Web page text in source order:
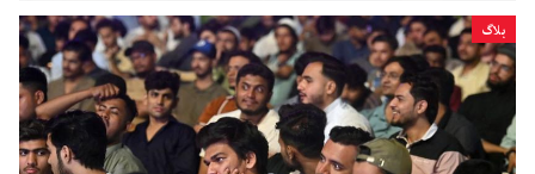
بلاگ